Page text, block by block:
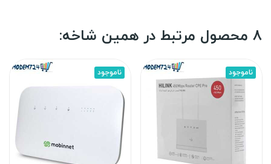
8 محصول مرتبط در همین شاخه:
ناموجود ناموجود